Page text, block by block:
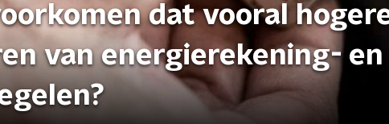
dat vooral
van energierekening- en